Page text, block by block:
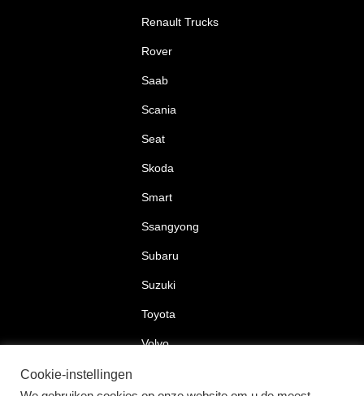
Renault Trucks
Rover
Saab
Scania
Seat
Skoda
Smart
Ssangyong
Subaru
Suzuki
Toyota
Volvo
Cookie-instellingen